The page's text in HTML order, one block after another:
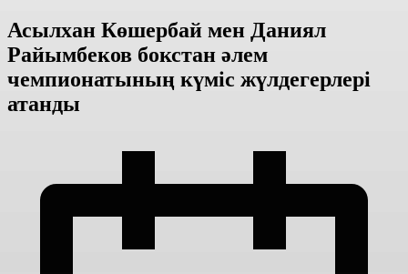
Асылхан Көшербай мен Даниял
Райымбеков бокстан әлем
чемпионатының күміс жүлдегерлері
атанды